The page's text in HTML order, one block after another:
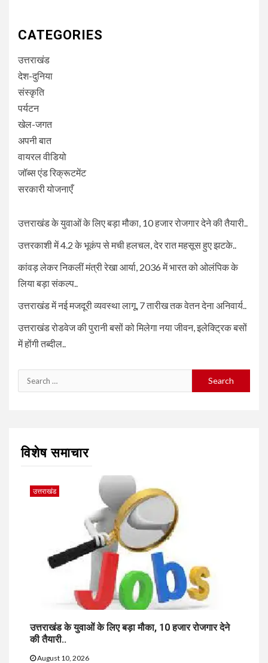
CATEGORIES
उत्तराखंड
देश-दुनिया
संस्कृति
पर्यटन
खेल-जगत
अपनी बात
वायरल वीडियो
जॉब्स एंड रिक्रूटमेंट
सरकारी योजनाएँ
उत्तराखंड के युवाओं के लिए बड़ा मौका, 10 हजार रोजगार देने की तैयारी..
उत्तरकाशी में 4.2 के भूकंप से मची हलचल, देर रात महसूस हुए झटके..
कांवड़ लेकर निकलीं मंत्री रेखा आर्या, 2036 में भारत को ओलंपिक के
लिया बड़ा संकल्प..
उत्तराखंड में नई मजदूरी व्यवस्था लागू, 7 तारीख तक वेतन देना अनिवार्य..
उत्तराखंड रोडवेज की पुरानी बसों को मिलेगा नया जीवन, इलेक्ट्रिक बसों
में होंगी तब्दील..
Search
for:
विशेष समाचार
उत्तराखंड
उत्तराखंड के युवाओं के लिए बड़ा मौका, 10 हजार रोजगार देने
की तैयारी..
August 10, 2026